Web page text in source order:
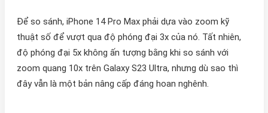
Để so sánh, iPhone 14 Pro Max phải dựa vào zoom kỹ
thuật số để vượt qua độ phóng đại 3x của nó. Tất nhiên,
độ phóng đại 5x không ấn tượng bằng khi so sánh với
zoom quang 10x trên Galaxy S23 Ultra, nhưng dù sao thì
đây vẫn là một bản nâng cấp đáng hoan nghênh.